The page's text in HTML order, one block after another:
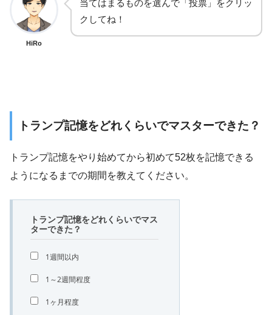
HiRo
当てはまるものを選んで「投票」をクリッ
クしてね！
トランプ記憶をどれくらいでマスターできた？
トランプ記憶をやり始めてから初めて52枚を記憶できる
ようになるまでの期間を教えてください。
トランプ記憶をどれくらいでマス
ターできた？
1週間以内
1～2週間程度
1ヶ月程度